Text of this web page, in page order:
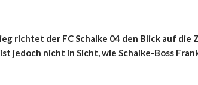
richtet der FC Schalke 04 den Blick auf die
jedoch nicht in Sicht, wie Schalke-Boss